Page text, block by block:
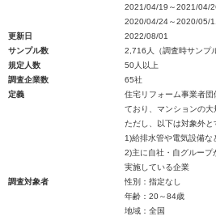
2021/04/19～2021/04/
2020/04/24～2020/05/
更新日
2022/08/01
サンプル数
2,716人（調査時サンプ
規定人数
50人以上
調査企業数
65社
定義
住宅リフォーム事業者団
ており、マンションの
ただし、以下は対象外と
1)給排水管や電気設備
2)主に自社・自グループ
実施している企業
調査対象者
性別：指定なし
年齢：20～84歳
地域：全国